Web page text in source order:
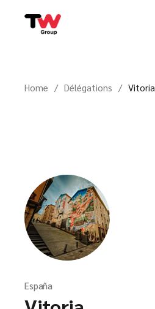
Home Délégations Vitoria
España